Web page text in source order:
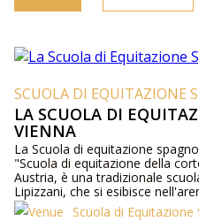
SCUOLA DI EQUITAZIONE
LA SCUOLA DI
VIENNA
La Scuola di equitazione
"Scuola di equitazione della
Austria, è una tradizionale
Lipizzani, che si esibisce
invernale, nella Hofburg.
Scuola di Equitazione